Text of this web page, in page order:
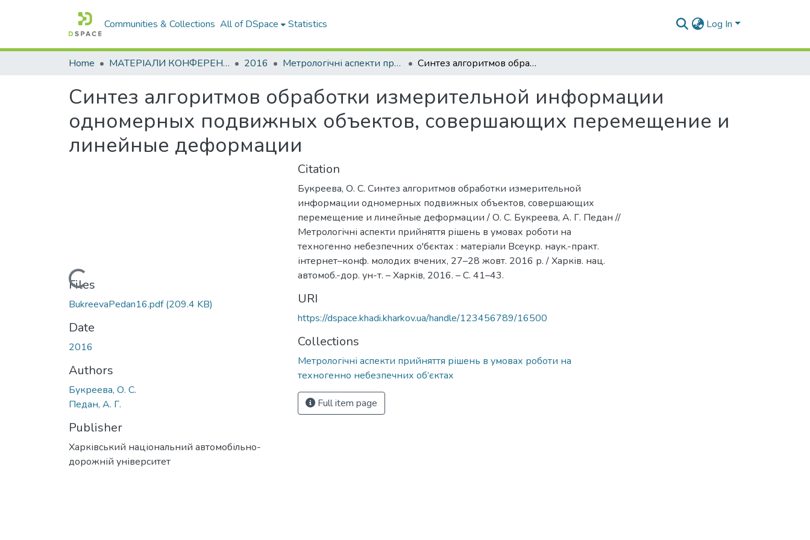
Communities & Collections All of DSpace Statistics Log In
Home МАТЕРІАЛИ КОНФЕРЕНЦІЙ 2016 Метрологічні аспекти прийняття рішень в умовах роботи на техногенно небезпечних об’єктах Синтез алгоритмов обработки измерительной информации одномерных подвижных объектов, совершающих перемещение и линейные деформации
Синтез алгоритмов обработки измерительной информации
одномерных подвижных объектов, совершающих перемещение и
линейные деформации
Loading...
Files
BukreevaPedan16.pdf(209.4 KB)
Date
2016
Authors
Букреева, О. С.
Педан, А. Г.
Publisher
Харківський національний автомобільно-
дорожній університет
Citation
Букреева, О. С. Синтез алгоритмов обработки измерительной
информации одномерных подвижных объектов, совершающих
перемещение и линейные деформации / О. С. Букреева, А. Г. Педан //
Метрологічні аспекти прийняття рішень в умовах роботи на
техногенно небезпечних о'бєктах : матеріали Всеукр. наук.-практ.
інтернет–конф. молодих вчених, 27–28 жовт. 2016 р. / Харків. нац.
автомоб.-дор. ун-т. – Харків, 2016. – С. 41–43.
URI
https://dspace.khadi.kharkov.ua/handle/123456789/16500
Collections
Метрологічні аспекти прийняття рішень в умовах роботи на
техногенно небезпечних об’єктах
Full item page